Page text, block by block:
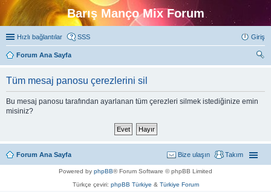
Barış Manço Mix Forum
Hızlı bağlantılar SSS Giriş
Forum Ana Sayfa
Tüm mesaj panosu çerezlerini sil
Bu mesaj panosu tarafından ayarlanan tüm çerezleri silmek istediğinize emin
misiniz?
Forum Ana Sayfa Takım
Bize ulaşın
Powered by phpBB® Forum Software © phpBB Limited
Türkçe çeviri: phpBB Türkiye & Türkiye Forum